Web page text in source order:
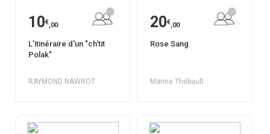
10€,00
L'itinéraire d'un "ch'tit
Polak"
RAYMOND NAWROT
20€,00
Rose Sang
Marine Thébault